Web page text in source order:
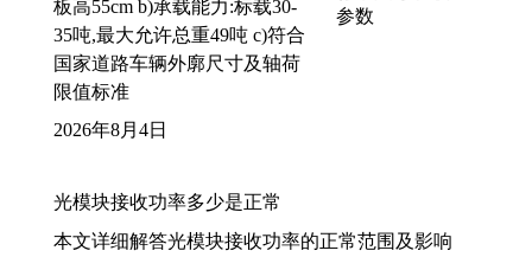
板高55cm b)承载能力:标载30-
35吨,最大允许总重49吨 c)符合
国家道路车辆外廓尺寸及轴荷
限值标准
2026年8月4日
光模块接收功率多少是正常
本文详细解答光模块接收功率的正常范围及影响